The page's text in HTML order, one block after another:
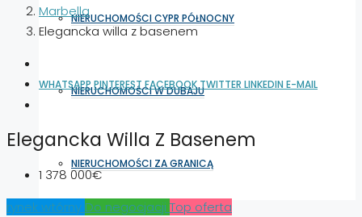
NIERUCHOMOŚCI CYPR PÓŁNOCNY
NIERUCHOMOŚCI W DUBAJU
NIERUCHOMOŚCI ZA GRANICĄ
Marbella
Elegancka willa z basenem
WHATSAPPPINTEREST FACEBOOKTWITTER LINKEDIN E-MAIL
Elegancka Willa Z Basenem
1 378 000€
rynek wtórny Do negocjacji Top oferta